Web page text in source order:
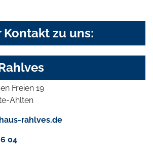
Kontakt zu uns:
Freien 19
Ahlten
rahlves.de
04